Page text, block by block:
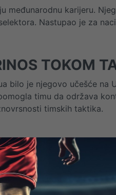
međunarodnu karijeru.
Nastupao je za
TOKOM
bilo je njegovo učešće na
timu da održava
timskih taktika.